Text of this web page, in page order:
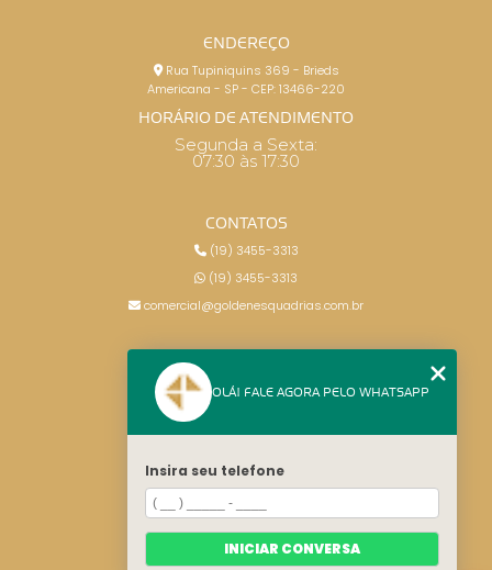
ENDEREÇO
Rua Tupiniquins 369 - Brieds
Americana - SP - CEP: 13466-220
HORÁRIO DE ATENDIMENTO
Segunda a Sexta:
07:30 às 17:30
CONTATOS
(19) 3455-3313
(19) 3455-3313
comercial@goldenesquadrias.com.br
HOME
CATEGORIAS
MAPA DO SITE
OLÁ! FALE AGORA PELO WHATSAPP
Insira seu telefone
INICIAR CONVERSA